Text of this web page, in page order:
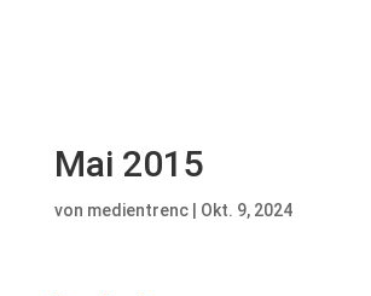
Mai 2015
von medientrenc| Okt. 9, 2024